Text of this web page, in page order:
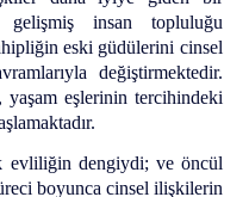
insan topluluğu
eski güdülerini cinsel
değiştirmektedir.
yaşam eşlerinin tercihindeki
evliliğin dengiydi; ve öncül
boyunca cinsel ilişkilerin